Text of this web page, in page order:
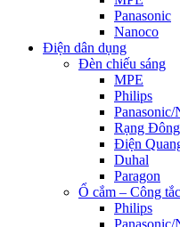
Panasonic
Nanoco
Điện dân dụng
Đèn chiếu sáng
MPE
Philips
Panasonic/
Rạng Đông
Điện
Duhal
Paragon
Ổ cắm – Công
Philips
Panasonic/